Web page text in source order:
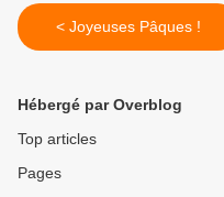
< Joyeuses Pâques !
Hébergé par Overblog
Top articles
Pages